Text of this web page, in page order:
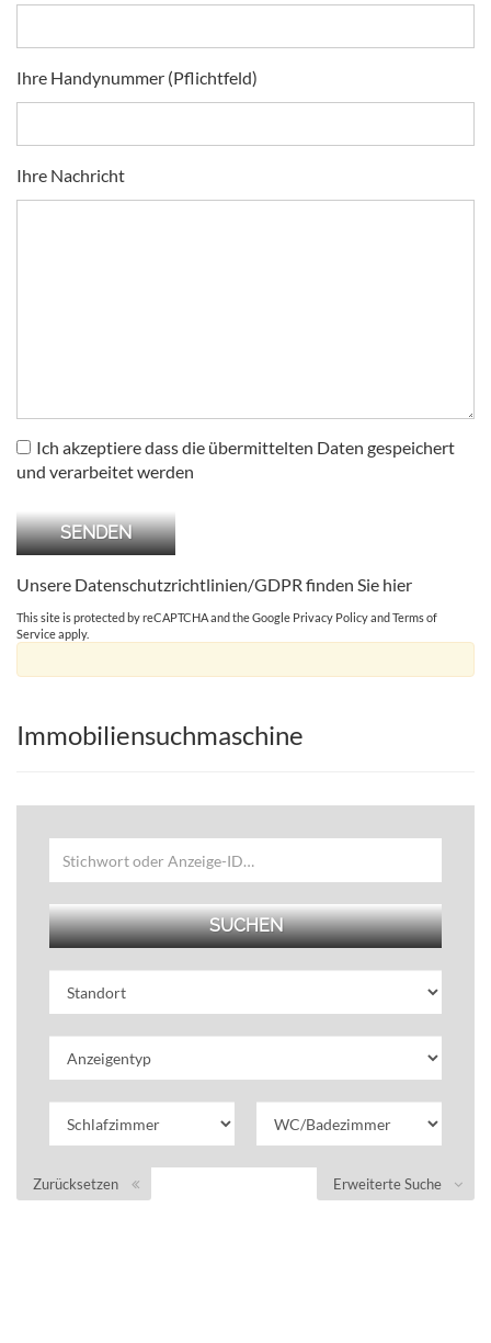
Ihre Handynummer (Pflichtfeld)
Ihre Nachricht
Ich akzeptiere dass die übermittelten Daten gespeichert
und verarbeitet werden
Unsere Datenschutzrichtlinien/GDPR finden Sie hier
This site is protected by reCAPTCHA and the Google Privacy PolicyandTerms of
Serviceapply.
Immobiliensuchmaschine
Erweiterte Suche
Zurücksetzen